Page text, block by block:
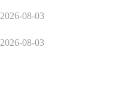
2026-08-03
2026-08-03